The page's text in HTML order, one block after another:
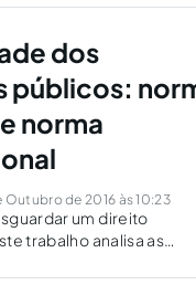
de adicional de
a produção de lei
matéria pelo ente
dos
públicos:
norma
de 2016 às 10:23
um direito
trabalho analisa as
público.